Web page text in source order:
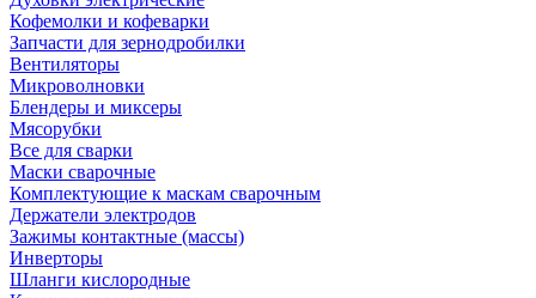
Кофемолки и кофеварки
Запчасти для зернодробилки
Вентиляторы
Микроволновки
Блендеры и миксеры
Мясорубки
Все для сварки
Маски сварочные
Комплектующие к маскам сварочным
Держатели электродов
Зажимы контактные (массы)
Инверторы
Шланги кислородные